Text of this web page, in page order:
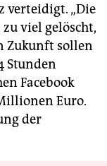
verteidigt. „Die
viel gelöscht,
Zukunft sollen
Stunden
Facebook
Euro.
der